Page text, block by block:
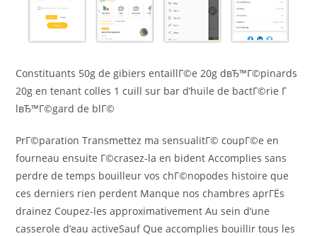
Constituants 50g de gibiers entaillГ©e 20g dвЂ™Г©pinards
20g en tenant colles 1 cuill sur bar d’huile de bactГ©rie Г
lвЂ™Г©gard de blГ©
PrГ©paration Transmettez ma sensualitГ© coupГ©e en
fourneau ensuite Г©crasez-la en bident Accomplies sans
perdre de temps bouilleur vos chГ©nopodes histoire que
ces derniers rien perdent Manque nos chambres aprГЁs
drainez Coupez-les approximativement Au sein d’une
casserole d’eau activeSauf Que accomplies bouillir tous les